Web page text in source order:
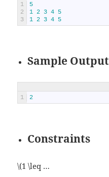
1
2
3
5
1 2 3 4 5
1 2 3 4 5
Sample Output
1 2
Constraints
\(1 \leq …